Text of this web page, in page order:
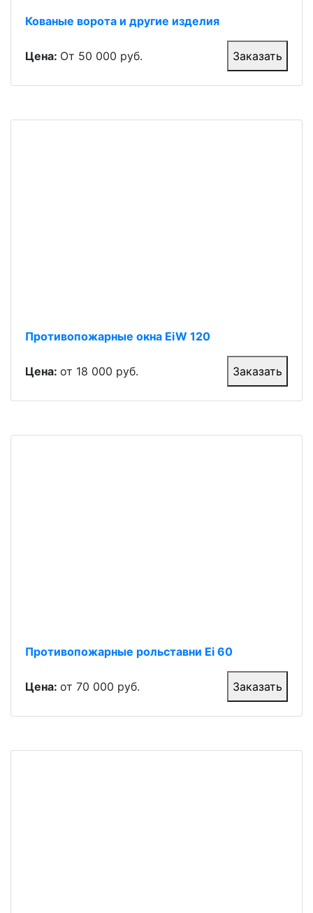
Кованые ворота и другие изделия
Цена: От 50 000 руб. Заказать
Противопожарные окна EiW 120
Цена: от 18 000 руб. Заказать
Противопожарные рольставни Ei 60
Цена: от 70 000 руб. Заказать